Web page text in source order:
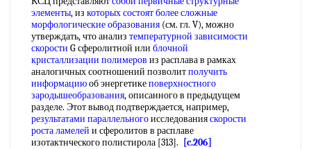
элементы, из которых состоятболее сложные
морфологические образования (см. гл. V), можно
утверждать, что анализ температурной зависимости
скорости G сферолитной или блочной
кристаллизации полимеров из расплава в рамках
аналогичных соотношений позволитполучить
информациюоб энергетикеповерхностного
зародышеобразования, описанного в предыдущем
разделе. Этот вывод подтверждается, например,
результатами параллельногоисследованияскорости
роста ламелей и сферолитов в расплаве
изотактнческого полистирола [313].
[c.206]